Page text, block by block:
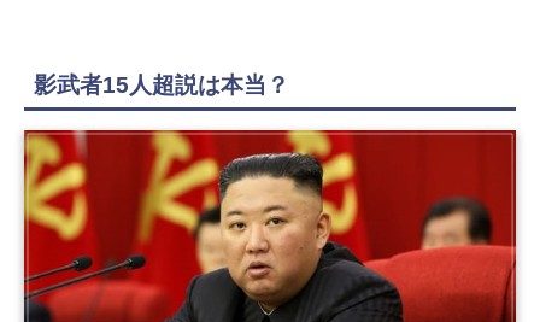
影武者15人超説は本当？